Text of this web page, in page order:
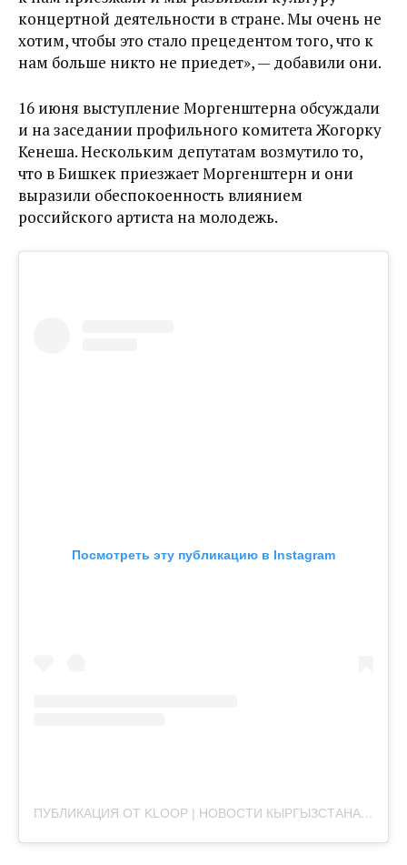
концертной деятельности в стране. Мы очень не
хотим, чтобы это стало прецедентом того, что к
нам больше никто не приедет», — добавили они.
16 июня выступление Моргенштерна обсуждали
и на заседании профильного комитета Жогорку
Кенеша. Нескольким депутатам возмутило то,
что в Бишкек приезжает Моргенштерн и они
выразили обеспокоенность влиянием
российского артиста на молодежь.
Посмотреть эту публикацию в Instagram
ПУБЛИКАЦИЯ ОТ KLOOP | НОВОСТИ КЫРГЫЗСТАНА (@KLOOPNEWS)